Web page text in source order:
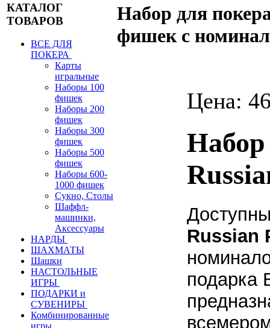
КАТАЛОГ
ТОВАРОВ
ВСЕ ДЛЯ
ПОКЕРА
Карты
игральные
Наборы 100
фишек
Наборы 200
фишек
Наборы 300
фишек
Наборы 500
фишек
Наборы 600-
1000 фишек
Сукно, Столы
Шаффл-
машинки,
Аксессуары
НАРДЫ
ШАХМАТЫ
Шашки
НАСТОЛЬНЫЕ
ИГРЫ
ПОДАРКИ и
СУВЕНИРЫ
Комбинированные
Набор для
фишек с
Цена:
Набор
Russian
подарка